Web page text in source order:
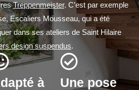
Treppenmeister. C’est par exemple
Escaliers Mousseau, qui a été
dans ses ateliers de Saint Hilaire
design suspendus.
à
Une pose